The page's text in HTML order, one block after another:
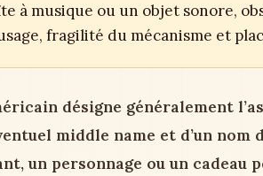
à musique ou un objet sonore,
fragilité du mécanisme et
désigne généralement
middle name et d’un
un personnage ou un cadeau